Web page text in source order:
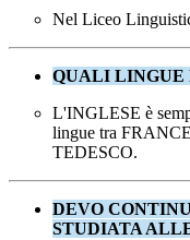
Nel Liceo
QUALI LINGUE
L'INGLESE è
lingue tra
TEDESCO.
DEVO
STUDIATA